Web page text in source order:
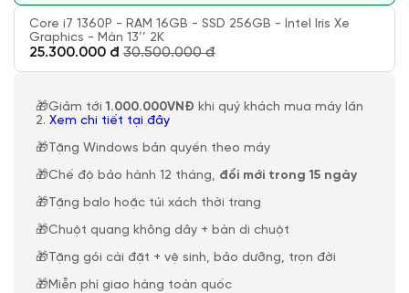
Core i7 1360P - RAM 16GB - SSD 256GB - Intel Iris Xe
Graphics - Màn 13’’ 2K
25.300.000 đ 30.500.000 đ
🎁Giảm tới 1.000.000VNĐ khi quý khách mua máy lần
2. Xem chi tiết tại đây
🎁Tặng Windows bản quyền theo máy
🎁Chế độ bảo hành 12 tháng, đổi mới trong 15 ngày
🎁Tặng balo hoặc túi xách thời trang
🎁Chuột quang không dây + bàn di chuột
🎁Tặng gói cài đặt + vệ sinh, bảo dưỡng, trọn đời
🎁Miễn phí giao hàng toàn quốc